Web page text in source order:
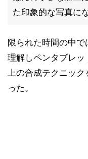
た印象的な写真に
限られた時間の中
理解しペンタブレッ
上の合成テクニッ
った。